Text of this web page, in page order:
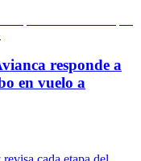
responde a
en vuelo a